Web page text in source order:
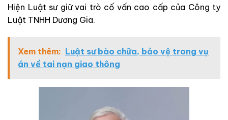
Hiện Luật sư giữ vai trò cố vấn cao cấp của Công ty
Luật TNHH Dương Gia.
Xem thêm: Luật sư bào chữa, bảo vệ trong vụ
án về tai nạn giao thông